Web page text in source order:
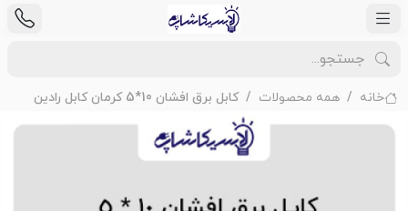
خانه همه محصولات کابل برق افشان 10*5 کرمان کابل رادین